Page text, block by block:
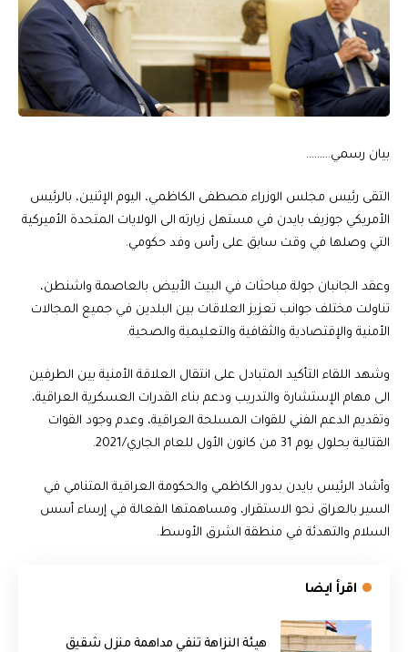
بيان رسمي………
التقى رئيس مجلس الوزراء مصطفى الكاظمي، اليوم الإثنين، بالرئيس
الأمريكي جوزيف بايدن في مستهل زيارته الى الولايات المتحدة الأميركية
التي وصلها في وقت سابق على رأس وفد حكومي.
وعقد الجانبان جولة مباحثات في البيت الأبيض بالعاصمة واشنطن،
تناولت مختلف جوانب تعزيز العلاقات بين البلدين في جميع المجالات
الأمنية والإقتصادية والثقافية والتعليمية والصحية.
وشهد اللقاء التأكيد المتبادل على انتقال العلاقة الأمنية بين الطرفين
الى مهام الإستشارة والتدريب ودعم بناء القدرات العسكرية العراقية،
وتقديم الدعم الفني للقوات المسلحة العراقية، وعدم وجود القوات
القتالية بحلول يوم 31 من كانون الأول للعام الجاري/2021.
وأشاد الرئيس بايدن بدور الكاظمي والحكومة العراقية المتنامي في
السير بالعراق نحو الاستقرار، ومساهمتها الفعالة في إرساء أسس
السلام والتهدئة في منطقة الشرق الأوسط.
اقرأ ايضا
هيئة النزاهة تنفي مداهمة منزل شقيق